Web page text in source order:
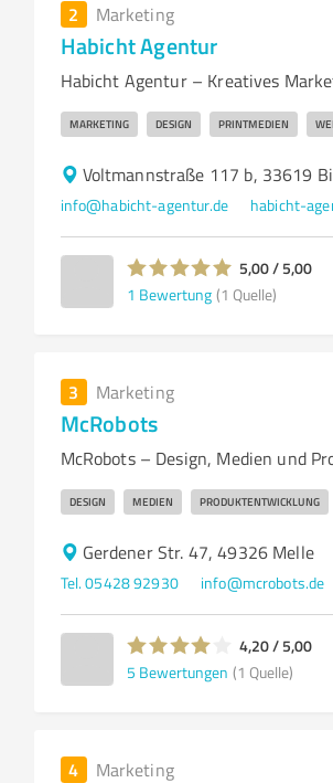
2 Marketing
Habicht Agentur
Habicht Agentur – Kreatives
MARKETING DESIGN PRINTMEDIEN
Voltmannstraße 117 b, 33619
info@habicht-agentur.de habicht-
5,00 / 5,00
1 Bewertung (1 Quelle)
3 Marketing
McRobots
McRobots – Design, Medien und
DESIGN MEDIEN PRODUKTENTWICKLUNG
Gerdener Str. 47, 49326 Melle
Tel. 05428 92930 info@mcrobots.de
4,20 / 5,00
5 Bewertungen (1 Quelle)
4 Marketing